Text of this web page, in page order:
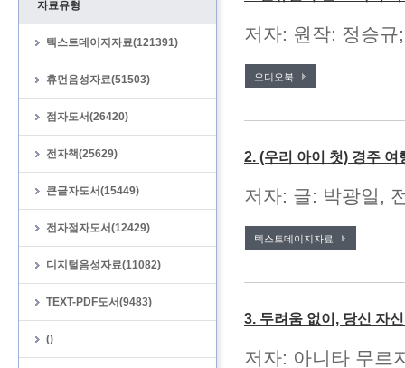
자료유형
텍스트데이지자료(121391)
휴먼음성자료(51503)
점자도서(26420)
전자책(25629)
큰글자도서(15449)
전자점자도서(12429)
디지털음성자료(11082)
TEXT-PDF도서(9483)
()
저자: 원작: 정승
오디오북
2. (우리 아이 첫) 경주 여
저자: 글: 박광일,
텍스트데이지자료
3. 두려움 없이, 당신 자
저자: 아니타 무르